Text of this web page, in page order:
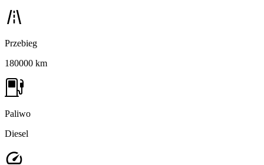
Przebieg
180000 km
Paliwo
Diesel